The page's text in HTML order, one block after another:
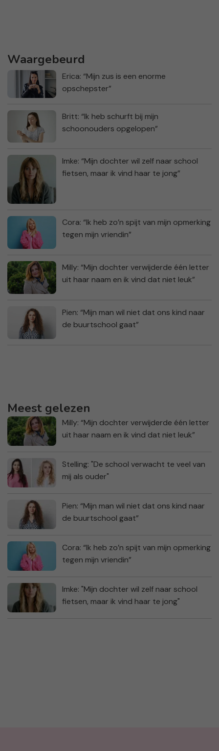
Waargebeurd
Erica: “Mijn zus is een enorme
opschepster”
Britt: “Ik heb schurft bij mijn
schoonouders opgelopen”
Imke: “Mijn dochter wil zelf naar school
fietsen, maar ik vind haar te jong”
Cora: “Ik heb zo’n spijt van mijn opmerking
tegen mijn vriendin”
Milly: “Mijn dochter verwijderde één letter
uit haar naam en ik vind dat niet leuk”
Pien: “Mijn man wil niet dat ons kind naar
de buurtschool gaat”
Meest gelezen
Milly: “Mijn dochter verwijderde één letter
uit haar naam en ik vind dat niet leuk”
Stelling: "De school verwacht te veel van
mij als ouder"
Pien: “Mijn man wil niet dat ons kind naar
de buurtschool gaat”
Cora: “Ik heb zo’n spijt van mijn opmerking
tegen mijn vriendin”
Imke: "Mijn dochter wil zelf naar school
fietsen, maar ik vind haar te jong"